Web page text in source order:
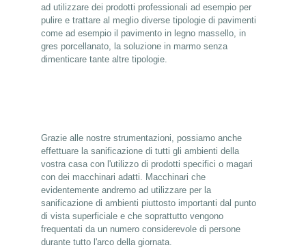
ad utilizzare dei prodotti professionali ad esempio per
pulire e trattare al meglio diverse tipologie di pavimenti
come ad esempio il pavimento in legno massello, in
gres porcellanato, la soluzione in marmo senza
dimenticare tante altre tipologie.
Grazie alle nostre strumentazioni, possiamo anche
effettuare la sanificazione di tutti gli ambienti della
vostra casa con l'utilizzo di prodotti specifici o magari
con dei macchinari adatti. Macchinari che
evidentemente andremo ad utilizzare per la
sanificazione di ambienti piuttosto importanti dal punto
di vista superficiale e che soprattutto vengono
frequentati da un numero considerevole di persone
durante tutto l'arco della giornata.